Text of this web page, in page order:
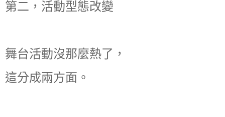
第二，活動型態改變
舞台活動沒那麼熱了，
這分成兩方面。